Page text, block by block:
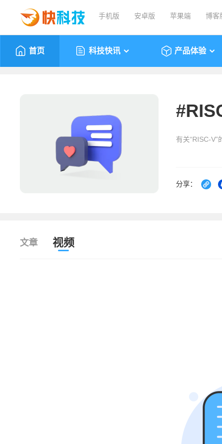
手机版 安卓版 苹果端 博客
首页 科技快讯 产品体验
#
有关“RISC-V”
分享：
文章 视频